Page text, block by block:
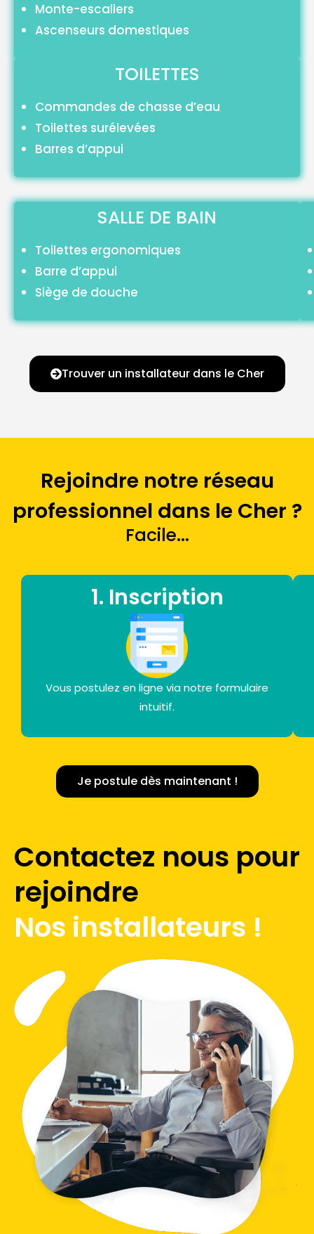
Monte-escaliers
Ascenseurs domestiques
TOILETTES
Commandes de chasse d’eau
Toilettes surélevées
Barres d’appui
SALLE DE BAIN
Toilettes ergonomiques
Barre d’appui
Siège de douche
Trouver un installateur dans le Cher
Rejoindre notre réseau
professionnel dans le Cher ?
Facile...
1. Inscription
Vous postulez en ligne via notre formulaire
intuitif.
Je postule dès maintenant !
Contactez nous pour
rejoindre
Nos installateurs !